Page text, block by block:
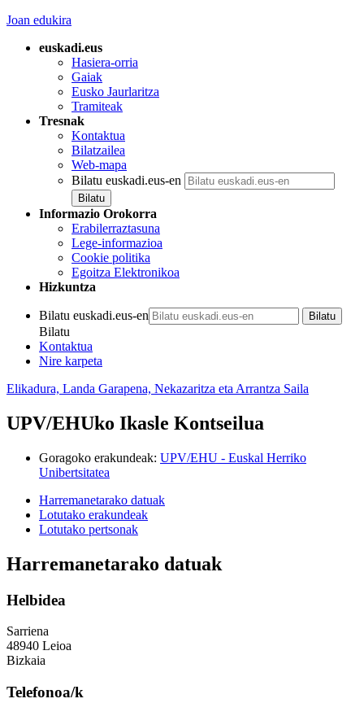
Joan edukira
euskadi.eus
Hasiera-orria
Gaiak
Eusko Jaurlaritza
Tramiteak
Tresnak
Kontaktua
Bilatzailea
Web-mapa
Bilatu euskadi.eus-en
Informazio Orokorra
Erabilerraztasuna
Lege-informazioa
Cookie politika
Egoitza Elektronikoa
Hizkuntza
Bilatu euskadi.eus-en
Bilatu
Kontaktua
Nire karpeta
Elikadura, Landa Garapena, Nekazaritza eta Arrantza Saila
UPV/EHUko Ikasle Kontseilua
Goragoko erakundeak: UPV/EHU - Euskal Herriko
Unibertsitatea
Harremanetarako datuak
Lotutako erakundeak
Lotutako pertsonak
Harremanetarako datuak
Helbidea
Sarriena
48940 Leioa
Bizkaia
Telefonoa/k